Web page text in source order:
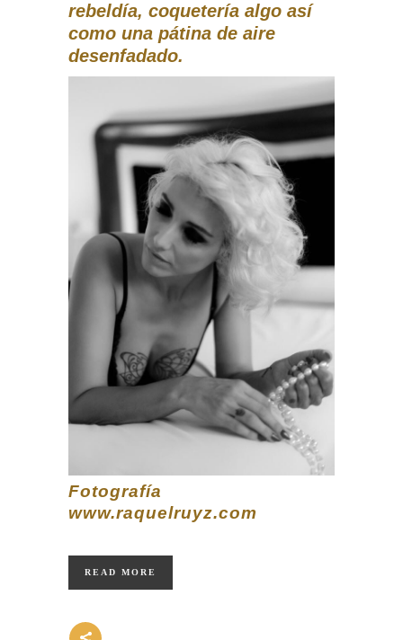
rebeldía, coquetería algo así
como una pátina de aire
desenfadado.
Fotografía
www.raquelruyz.com
READ MORE